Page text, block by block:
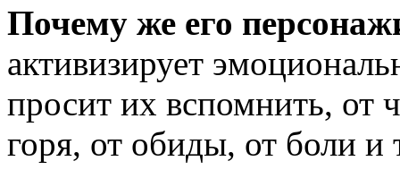
Почему же его
активизирует
просит их вспомнить, от
горя, от обиды, от боли и